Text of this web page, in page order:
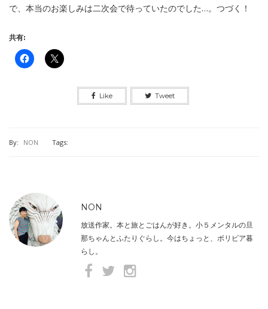
で、本当のお楽しみは二次会で待っていたのでした…。つづく！
共有:
Like Tweet
By: NON Tags:
NON
放送作家。本と旅とごはんが好き。小５メンタルの旦
那ちゃんとふたりぐらし。今はちょっと、ボリビア暮
らし。